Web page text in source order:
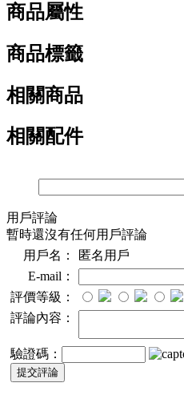
商品屬性
商品標籤
相關商品
相關配件
用戶評論
暫時還沒有任何用戶評論
用戶名：
匿名用戶
E-mail：
評價等級：
評論內容：
驗證碼：